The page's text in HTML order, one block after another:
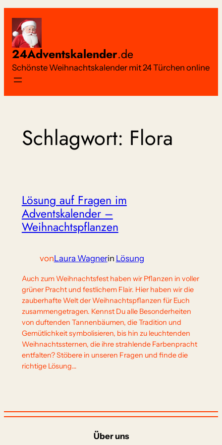
Inhalt
springen
24Adventskalender.de
Schönste Weihnachtskalender mit 24 Türchen online
Schlagwort: Flora
Lösung auf Fragen im
Adventskalender –
Weihnachtspflanzen
vonLaura Wagnerin Lösung
Auch zum Weihnachtsfest haben wir Pflanzen in voller
grüner Pracht und festlichem Flair. Hier haben wir die
zauberhafte Welt der Weihnachtspflanzen für Euch
zusammengetragen. Kennst Du alle Besonderheiten
von duftenden Tannenbäumen, die Tradition und
Gemütlichkeit symbolisieren, bis hin zu leuchtenden
Weihnachtssternen, die ihre strahlende Farbenpracht
entfalten? Stöbere in unseren Fragen und finde die
richtige Lösung…
Über uns